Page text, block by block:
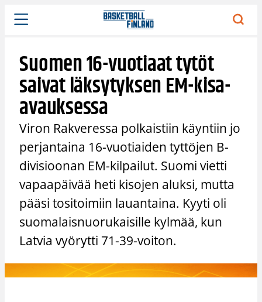
Siirry
sisältöön
Suomen 16-vuotiaat tytöt
saivat läksytyksen EM-kisa-
avauksessa
Viron Rakveressa polkaistiin käyntiin jo
perjantaina 16-vuotiaiden tyttöjen B-
divisioonan EM-kilpailut. Suomi vietti
vapaapäivää heti kisojen aluksi, mutta
pääsi tositoimiin lauantaina. Kyyti oli
suomalaisnuorukaisille kylmää, kun
Latvia vyörytti 71-39-voiton.